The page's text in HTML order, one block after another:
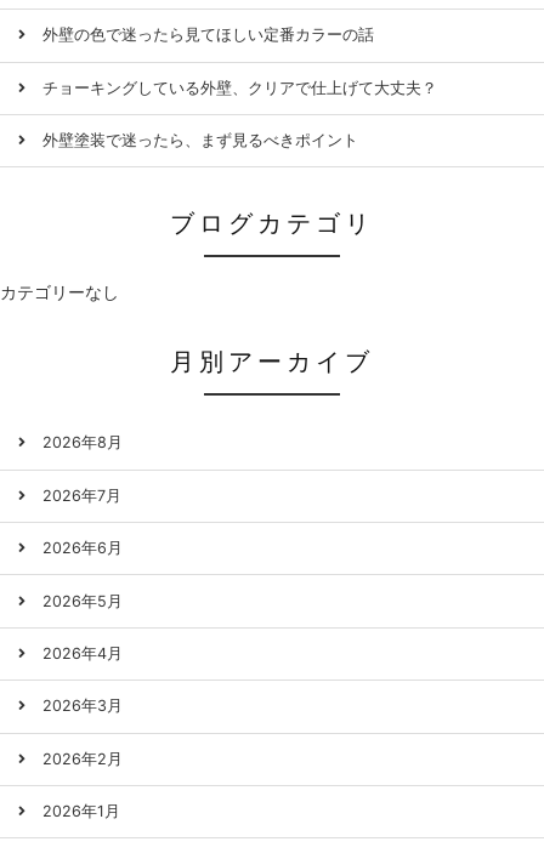
外壁の色で迷ったら見てほしい定番カラーの話
チョーキングしている外壁、クリアで仕上げて大丈夫？
外壁塗装で迷ったら、まず見るべきポイント
ブログカテゴリ
カテゴリーなし
月別アーカイブ
2026年8月
2026年7月
2026年6月
2026年5月
2026年4月
2026年3月
2026年2月
2026年1月